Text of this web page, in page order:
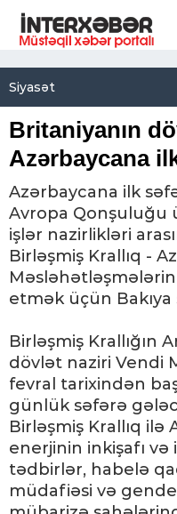
Siyasət
Britaniyanın
Azərbaycana
Azərbaycana ilk
Avropa Qonşuluğu
işlər nazirlikləri
Birləşmiş Krallıq -
etmək üçün
Birləşmiş Krallığın
dövlət naziri Vendi
fevral tarixindən
günlük səfərə
Birləşmiş Krallıq ilə
enerjinin inkişafı və
tədbirlər, habelə
müdafiəsi və gender